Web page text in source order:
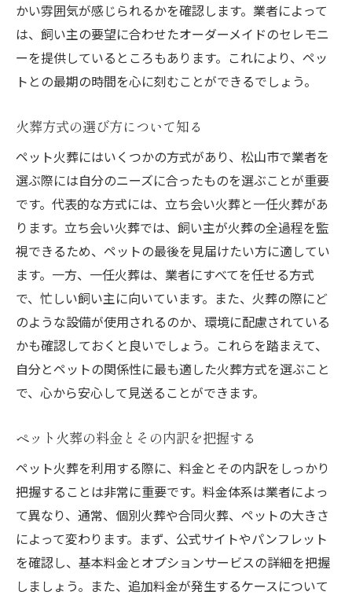
セレモニーでの感動を共有する方法
メモリアルサービスの充実度を確認
松山市でのペット火葬業者探しで重視すべき安
心の要素
業者のライセンスと資格を確認
施設の清潔感と安全性を重視
顧客対応のスピードと丁寧さを確認
火葬後のサポートサービスを評価
ペット火葬に関するトラブルの対処法
地域に根ざした信頼ある業者選び
心に寄り添う松山市のペット火葬で大切な家族
を見送る方法
ペット火葬前の準備と心構え
最後のお別れを大切にする演出
ペット火葬後の生活への移行
ペット火葬の経験者から聞くアドバイス
愛するペットを思い出に刻む方法
かい雰囲気が感じられるかを確認します。業者によって
は、飼い主の要望に合わせたオーダーメイドのセレモニ
ーを提供しているところもあります。これにより、ペッ
トとの最期の時間を心に刻むことができるでしょう。
火葬方式の選び方について知る
ペット火葬にはいくつかの方式があり、松山市で業者を
選ぶ際には自分のニーズに合ったものを選ぶことが重要
です。代表的な方式には、立ち会い火葬と一任火葬があ
ります。立ち会い火葬では、飼い主が火葬の全過程を監
視できるため、ペットの最後を見届けたい方に適してい
ます。一方、一任火葬は、業者にすべてを任せる方式
で、忙しい飼い主に向いています。また、火葬の際にど
のような設備が使用されるのか、環境に配慮されている
かも確認しておくと良いでしょう。これらを踏まえて、
自分とペットの関係性に最も適した火葬方式を選ぶこと
で、心から安心して見送ることができます。
ペット火葬の料金とその内訳を把握する
ペット火葬を利用する際に、料金とその内訳をしっかり
把握することは非常に重要です。料金体系は業者によっ
て異なり、通常、個別火葬や合同火葬、ペットの大きさ
によって変わります。まず、公式サイトやパンフレット
を確認し、基本料金とオプションサービスの詳細を把握
しましょう。また、追加料金が発生するケースについて